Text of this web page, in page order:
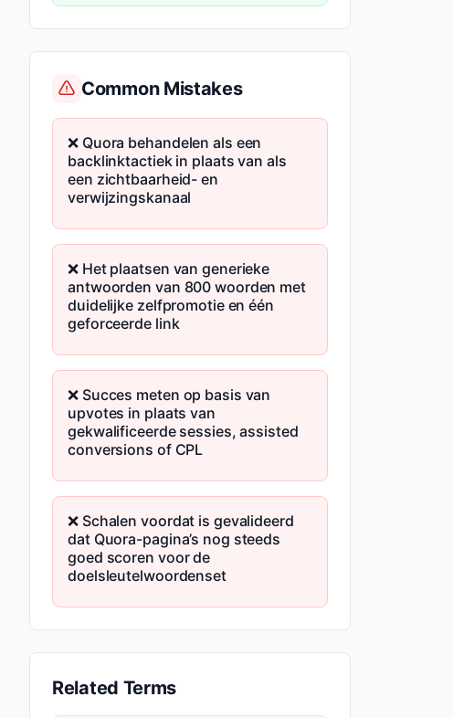
Common Mistakes
❌ Quora behandelen als een
backlinktactiek in plaats van als
een zichtbaarheid- en
verwijzingskanaal
❌ Het plaatsen van generieke
antwoorden van 800 woorden met
duidelijke zelfpromotie en één
geforceerde link
❌ Succes meten op basis van
upvotes in plaats van
gekwalificeerde sessies, assisted
conversions of CPL
❌ Schalen voordat is gevalideerd
dat Quora-pagina’s nog steeds
goed scoren voor de
doelsleutelwoordenset
Related Terms